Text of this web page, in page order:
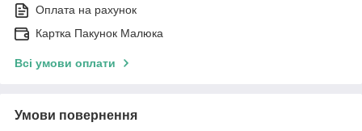
Оплата на рахунок
Картка Пакунок Малюка
Всі умови оплати
Умови повернення